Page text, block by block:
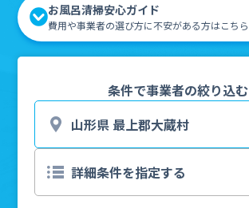
お風呂清掃安心ガイド
費用や事業者の選び方に不安がある方はこちら
条件で事業者の絞り込む